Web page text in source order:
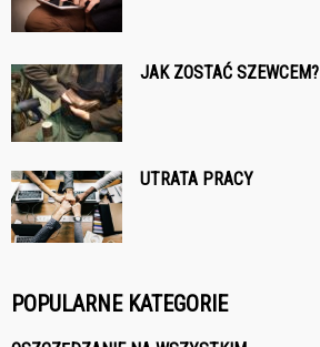
JAK ZOSTAĆ SZEWCEM?
UTRATA PRACY
POPULARNE KATEGORIE